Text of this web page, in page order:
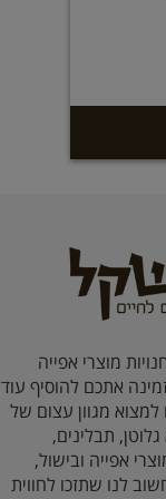
מוצרי אפייה
אתכם להוסיף עוד
למצוא מגוון עצום של
גלוטן, תבלינים,
אפייה ובישול,
לנו שתזכו לחווית